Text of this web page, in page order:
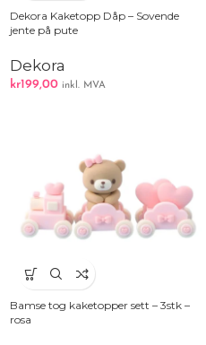
Dekora Kaketopp Dåp – Sovende
jente på pute
Dekora
kr199,00 inkl. MVA
Bamse tog kaketopper sett – 3stk –
rosa